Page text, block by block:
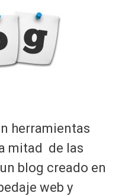
herramientas
mitad de las
blog creado en
web y